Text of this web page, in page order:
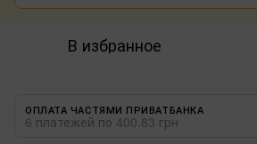
В избранное
ОПЛАТА ЧАСТЯМИ ПРИВАТБАНКА
6 платежей по 400.83 грн